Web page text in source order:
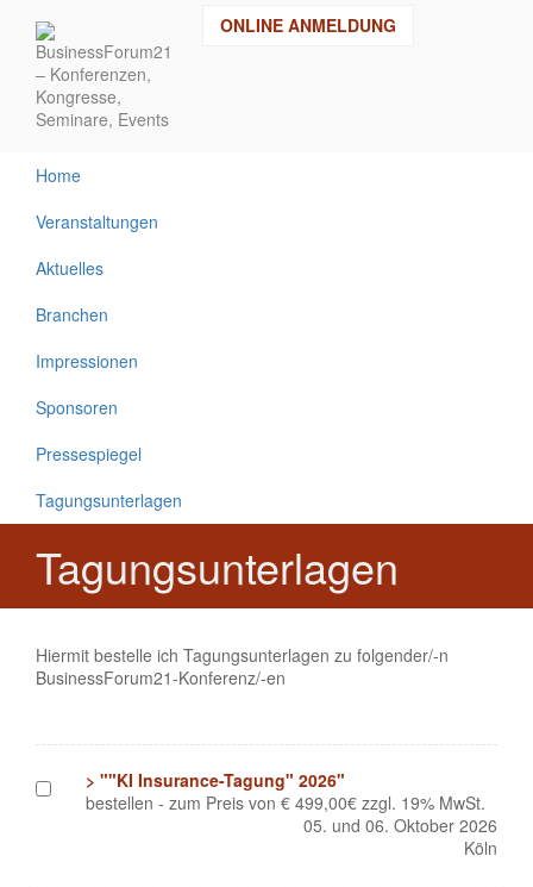
Inhalt
ONLINE ANMELDUNG
Home
Veranstaltungen
Aktuelles
Branchen
Impressionen
Sponsoren
Pressespiegel
Tagungsunterlagen
Tagungsunterlagen
Hiermit bestelle ich Tagungsunterlagen zu folgender/-n
BusinessForum21-Konferenz/-en
> ""KI Insurance-Tagung" 2026"
bestellen - zum Preis von € 499,00€ zzgl. 19% MwSt.
05. und 06. Oktober 2026
Köln